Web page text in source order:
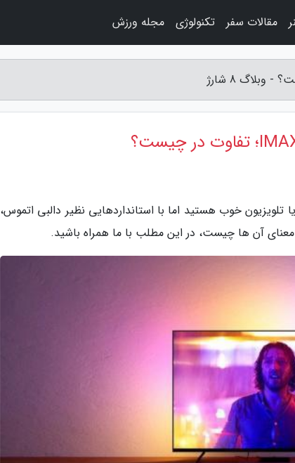
خانگی یا تلویزیون خوب هستید اما با استانداردهایی نظیر دالبی اتموس،
مقالات سفر تکنولوژی مجله ورزش